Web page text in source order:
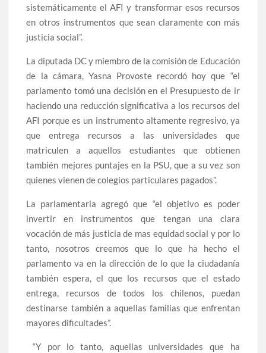
sistemáticamente el AFI y transformar esos recursos
en otros instrumentos que sean claramente con más
justicia social”.
La diputada DC y miembro de la comisión de Educación
de la cámara, Yasna Provoste recordó hoy que “el
parlamento tomó una decisión en el Presupuesto de ir
haciendo una reducción significativa a los recursos del
AFI porque es un instrumento altamente regresivo, ya
que entrega recursos a las universidades que
matriculen a aquellos estudiantes que obtienen
también mejores puntajes en la PSU, que a su vez son
quienes vienen de colegios particulares pagados”.
La parlamentaria agregó que “el objetivo es poder
invertir en instrumentos que tengan una clara
vocación de más justicia de mas equidad social y por lo
tanto, nosotros creemos que lo que ha hecho el
parlamento va en la dirección de lo que la ciudadanía
también espera, el que los recursos que el estado
entrega, recursos de todos los chilenos, puedan
destinarse también a aquellas familias que enfrentan
mayores dificultades”.
“Y por lo tanto, aquellas universidades que ha